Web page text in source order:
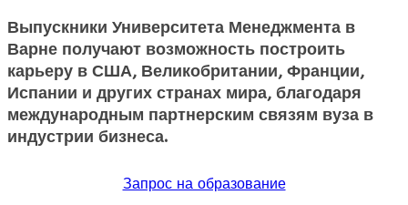
Выпускники Университета Менеджмента в
Варне получают возможность построить
карьеру в США, Великобритании, Франции,
Испании и других странах мира, благодаря
международным партнерским связям вуза в
индустрии бизнеса.
Запрос на образование